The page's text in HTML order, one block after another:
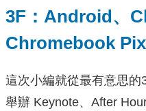
3F：Android、
Chromebook
這次小編就從最有意思
舉辦 Keynote、After